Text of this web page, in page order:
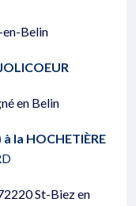
en-Belin
en Belin
la HOCHETIÈRE
St-Biez en